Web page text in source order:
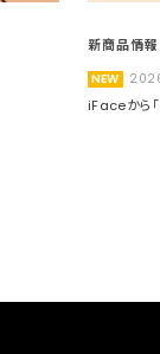
新商品情報
NEW
iFaceから